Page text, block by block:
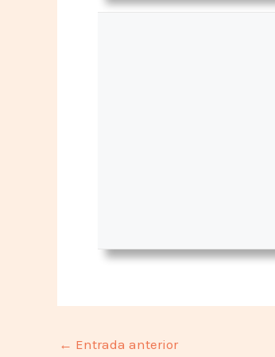
← Entrada anterior